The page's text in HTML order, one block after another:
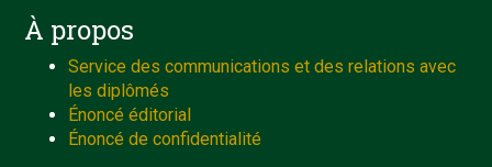
À propos
Service des communications et des relations avec
les diplômés
Énoncé éditorial
Énoncé de confidentialité